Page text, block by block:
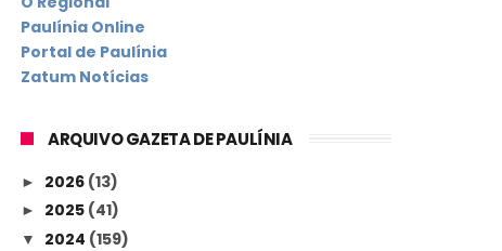
Paulínia Online
Portal de Paulínia
Zatum Notícias
ARQUIVO GAZETA DE PAULÍNIA
► 2026 (13)
► 2025 (41)
▼ 2024 (159)